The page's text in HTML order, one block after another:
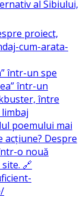
într-un spe